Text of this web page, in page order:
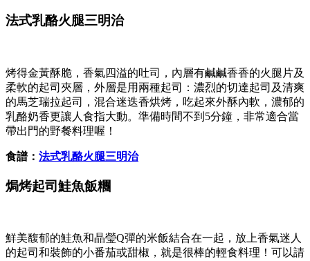
法式乳酪火腿三明治
烤得金黃酥脆，香氣四溢的吐司，內層有鹹鹹香香的火腿片及
柔軟的起司夾層，外層是用兩種起司：濃烈的切達起司及清爽
的馬芝瑞拉起司，混合迷迭香烘烤，吃起來外酥內軟，濃郁的
乳酪奶香更讓人食指大動。準備時間不到5分鐘，非常適合當
帶出門的野餐料理喔！
食譜： 法式乳酪火腿三明治
焗烤起司鮭魚飯糰
鮮美馥郁的鮭魚和晶瑩Q彈的米飯結合在一起，放上香氣迷人
的起司和裝飾的小番茄或甜椒，就是很棒的輕食料理！可以請